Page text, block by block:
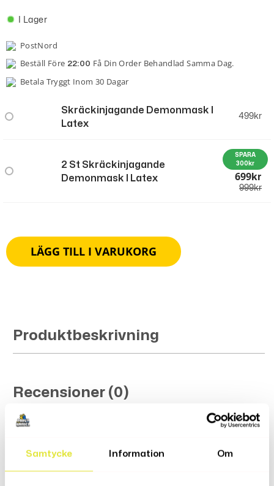
Samtycke Information Om
I Lager
PostNord
Beställ Före 22:00 Få Din Order Behandlad Samma Dag.
Betala Tryggt Inom 30 Dagar
Skräckinjagande Demonmask I
Latex
499kr
2 St Skräckinjagande
Demonmask I Latex
999kr
699Kr
SPARA
300kr
LÄGG TILL I VARUKORG
Produktbeskrivning
Recensioner (0)
Relaterade Produkter